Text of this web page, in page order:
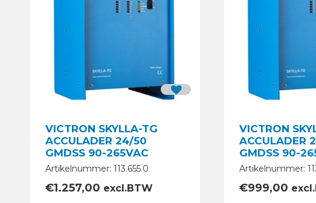
VICTRON SKYLLA-TG
ACCULADER 24/50
GMDSS 90-265VAC
Artikelnummer: 113.655.0
€1.257,00 excl.BTW
VICTRON
ACCULADER
GMDSS 90-
Artikelnummer:
€999,00